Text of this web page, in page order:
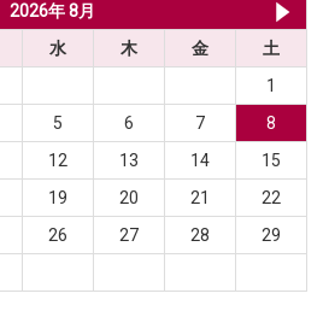
2026年 8月
水 木 金
土
1
5 6 7
8
12 13 14
15
19 20 21
22
26 27 28
29